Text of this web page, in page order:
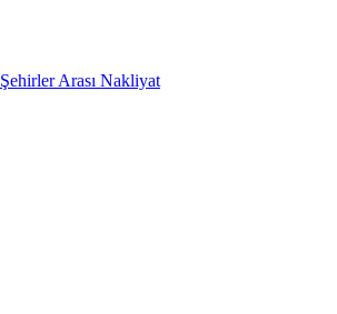
Şehirler Arası Nakliyat